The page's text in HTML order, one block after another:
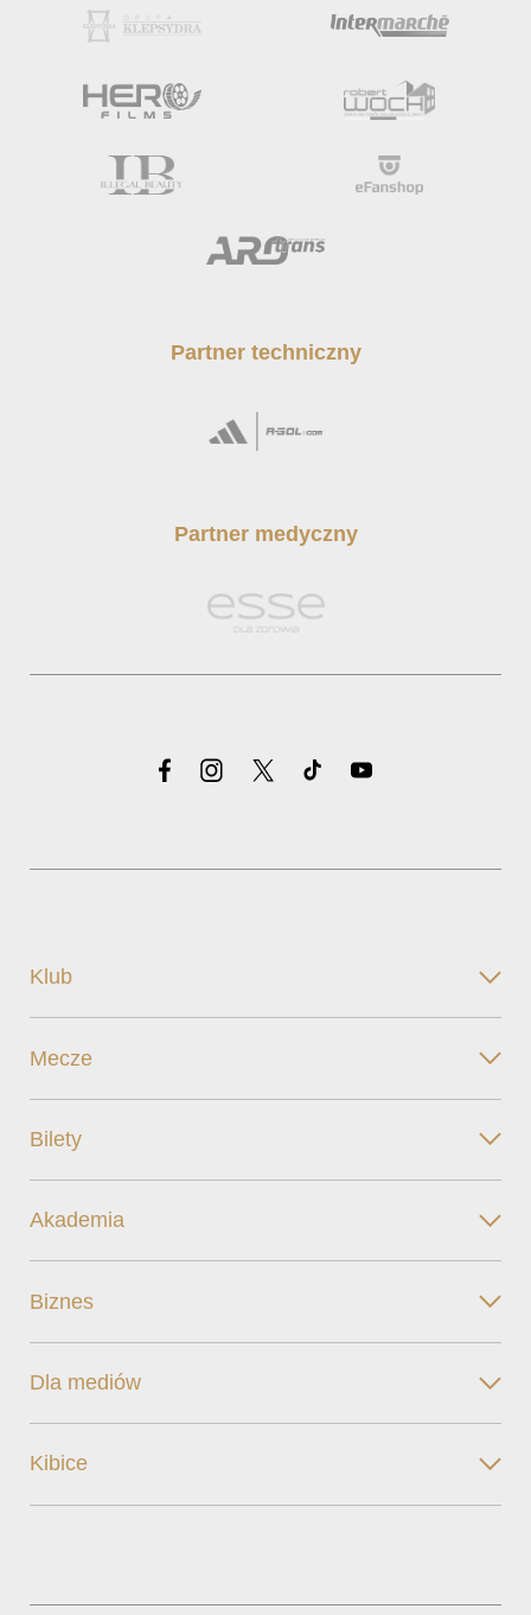
Partner techniczny
Partner medyczny
Klub
Mecze
Bilety
Akademia
Biznes
Dla mediów
Kibice